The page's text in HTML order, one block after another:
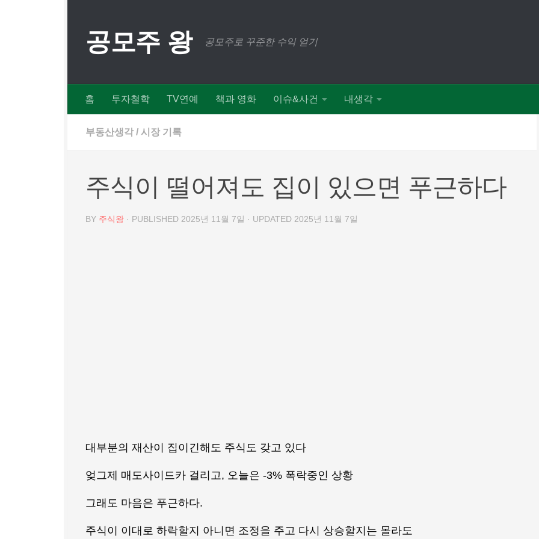
공모주 왕 공모주로 꾸준한 수익 얻기
홈 투자철학 TV연예 책과 영화 이슈&사건 내생각
부동산생각 / 시장 기록
주식이 떨어져도 집이 있으면 푸근하다
BY 주식왕 · PUBLISHED 2025년 11월 7일 · UPDATED 2025년 11월 7일
대부분의 재산이 집이긴해도 주식도 갖고 있다
엊그제 매도사이드카 걸리고, 오늘은 -3% 폭락중인 상황
그래도 마음은 푸근하다.
주식이 이대로 하락할지 아니면 조정을 주고 다시 상승할지는 몰라도